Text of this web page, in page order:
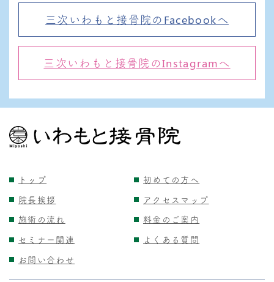
三次いわもと接骨院のFacebookへ
三次いわもと接骨院のInstagramへ
トップ
初めての方へ
院長挨拶
アクセスマップ
施術の流れ
料金のご案内
セミナー関連
よくある質問
お問い合わせ